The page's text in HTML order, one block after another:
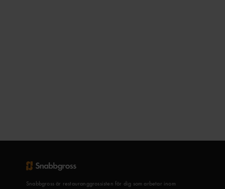
Snabbgross är restauranggrossisten för dig som arbetar inom